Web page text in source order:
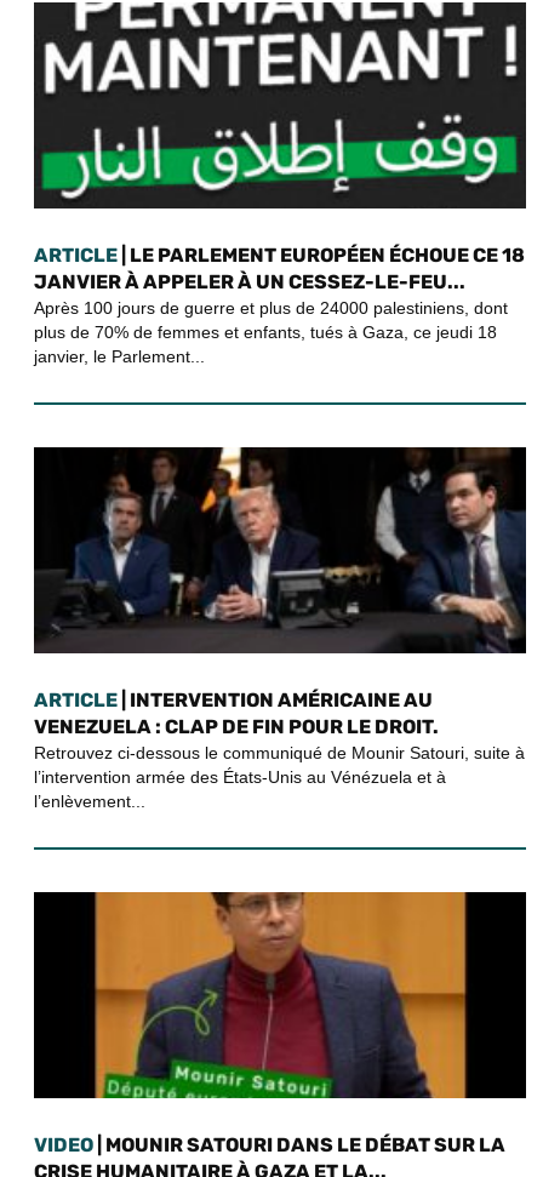
ARTICLE | LE PARLEMENT EUROPÉEN ÉCHOUE CE 18
JANVIER À APPELER À UN CESSEZ-LE-FEU...
Après 100 jours de guerre et plus de 24000 palestiniens, dont
plus de 70% de femmes et enfants, tués à Gaza, ce jeudi 18
janvier, le Parlement...
ARTICLE | INTERVENTION AMÉRICAINE AU
VENEZUELA : CLAP DE FIN POUR LE DROIT.
Retrouvez ci-dessous le communiqué de Mounir Satouri, suite à
l’intervention armée des États-Unis au Vénézuela et à
l’enlèvement...
VIDEO | MOUNIR SATOURI DANS LE DÉBAT SUR LA
CRISE HUMANITAIRE À GAZA ET LA...